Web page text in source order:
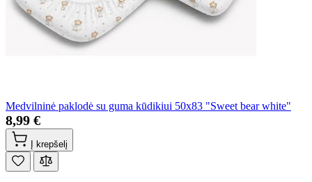
Medvilninė paklodė su guma kūdikiui 50x83 "Sweet bear white"
8,99 €
Į krepšelį